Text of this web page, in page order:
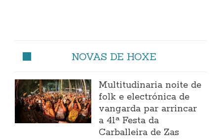
NOVAS DE HOXE
Multitudinaria noite de
folk e electrónica de
vangarda par arrincar
a 41ª Festa da
Carballeira de Zas